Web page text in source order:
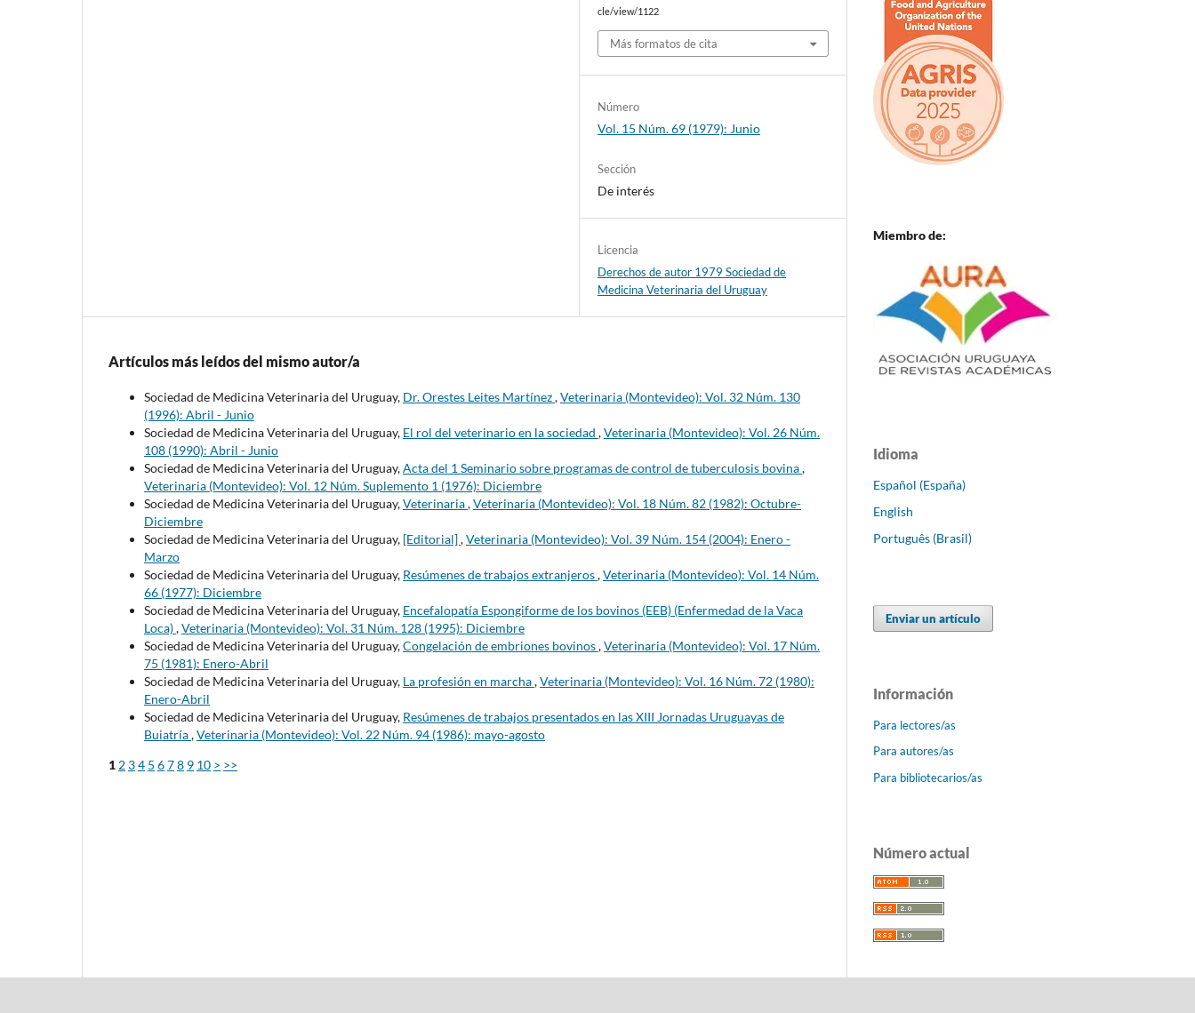
cle/view/1122
Más formatos de cita
Número
Vol. 15 Núm. 69 (1979): Junio
Sección
De interés
Licencia
Derechos de autor 1979 Sociedad de
Medicina Veterinaria del Uruguay
Artículos más leídos del mismo autor/a
Sociedad de Medicina Veterinaria del Uruguay, Dr. Orestes Leites Martínez,Veterinaria (Montevideo): Vol. 32 Núm. 130
(1996): Abril - Junio
Sociedad de Medicina Veterinaria del Uruguay, El rol del veterinario en la sociedad ,Veterinaria (Montevideo): Vol. 26 Núm.
108 (1990): Abril - Junio
Sociedad de Medicina Veterinaria del Uruguay,Acta del 1 Seminario sobre programas de control de tuberculosis bovina,
Veterinaria (Montevideo): Vol. 12 Núm. Suplemento 1 (1976): Diciembre
Sociedad de Medicina Veterinaria del Uruguay,Veterinaria,Veterinaria (Montevideo): Vol. 18 Núm. 82 (1982): Octubre-
Diciembre
Sociedad de Medicina Veterinaria del Uruguay, [Editorial],Veterinaria (Montevideo): Vol. 39 Núm. 154 (2004): Enero -
Marzo
Sociedad de Medicina Veterinaria del Uruguay, Resúmenes de trabajos extranjeros,Veterinaria (Montevideo): Vol. 14 Núm.
66 (1977): Diciembre
Sociedad de Medicina Veterinaria del Uruguay, Encefalopatía Espongiforme de los bovinos (EEB) (Enfermedad de la Vaca
Loca),Veterinaria (Montevideo): Vol. 31 Núm. 128 (1995): Diciembre
Sociedad de Medicina Veterinaria del Uruguay,Congelación de embriones bovinos,Veterinaria (Montevideo): Vol. 17 Núm.
75 (1981): Enero-Abril
Sociedad de Medicina Veterinaria del Uruguay, La profesión en marcha,Veterinaria (Montevideo): Vol. 16 Núm. 72 (1980):
Enero-Abril
Sociedad de Medicina Veterinaria del Uruguay, Resúmenes de trabajos presentados en las XIII Jornadas Uruguayas de
Buiatría,Veterinaria (Montevideo): Vol. 22 Núm. 94 (1986): mayo-agosto
1 2 34 5 678 9 10 > >>
Miembro de:
Idioma
Español (España)
English
Português (Brasil)
Enviar un artículo
Información
Para lectores/as
Para autores/as
Para bibliotecarios/as
Número actual